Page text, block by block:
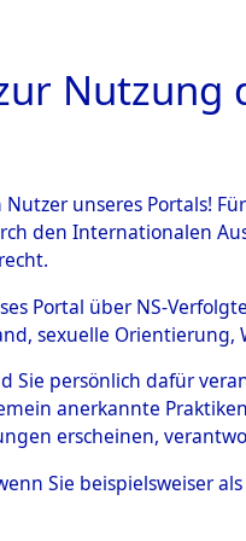
HOME
Nutzung
unseres Portals!
den Internationalen
Portal über NS-
sexuelle
Sie persönlich dafür
anerkannte
erscheinen,
Sie beispielsweiser